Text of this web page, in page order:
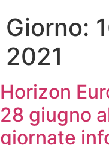
Giorno:
2021
Horizon
28 giugno
giornate